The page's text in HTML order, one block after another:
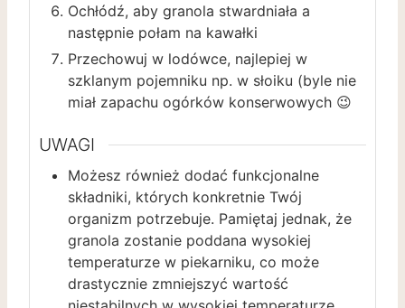
Ochłódź, aby granola stwardniała a
następnie połam na kawałki
Przechowuj w lodówce, najlepiej w
szklanym pojemniku np. w słoiku (byle nie
miał zapachu ogórków konserwowych 😉
UWAGI
Możesz również dodać funkcjonalne
składniki, których konkretnie Twój
organizm potrzebuje. Pamiętaj jednak, że
granola zostanie poddana wysokiej
temperaturze w piekarniku, co może
drastycznie zmniejszyć wartość